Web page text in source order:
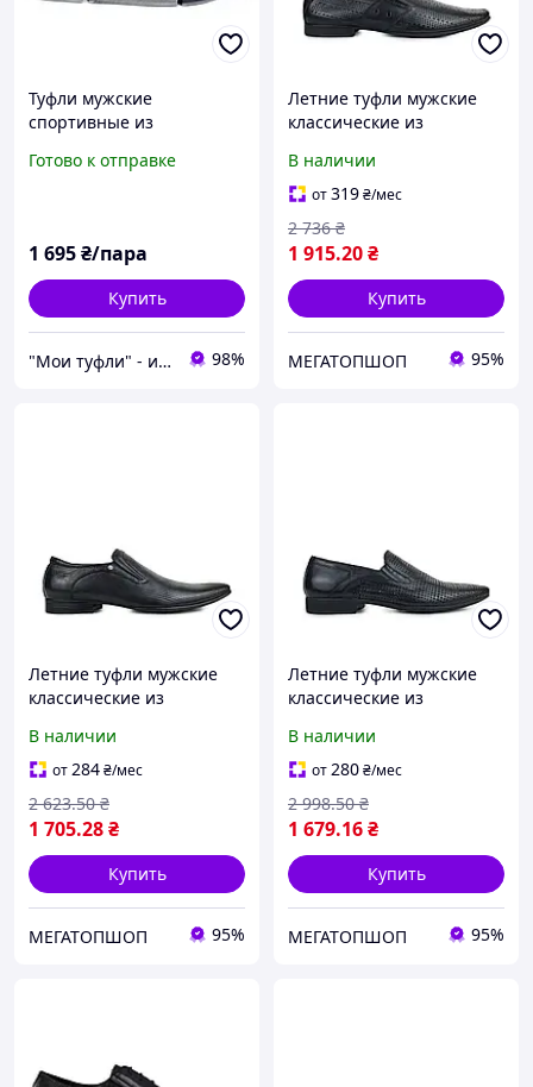
Туфли мужские
спортивные из
черные Размеры 41 и 42
Готово к отправке
1 695₴/пара
Купить
"Мои туфли" - интернет магазин обуви на все случаи жизни. 98%
Летние туфли мужские
классические из
черные
В наличии
от319₴/мес
1 915.20₴
2 736 ₴
Купить
МЕГАТОПШОП 95%
Летние туфли мужские
классические из
черные
В наличии
от284₴/мес
1 705.28₴
2 623.50 ₴
Купить
МЕГАТОПШОП 95%
Летние туфли мужские
классические из
черные 39р
В наличии
от280₴/мес
1 679.16₴
2 998.50 ₴
Купить
МЕГАТОПШОП 95%